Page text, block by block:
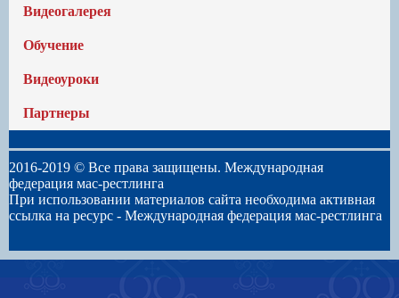
Видеогалерея
Обучение
Видеоуроки
Партнеры
2016-2019 © Все права защищены. Международная
федерация мас-рестлинга
При использовании материалов сайта необходима активная
ссылка на ресурс - Международная федерация мас-рестлинга